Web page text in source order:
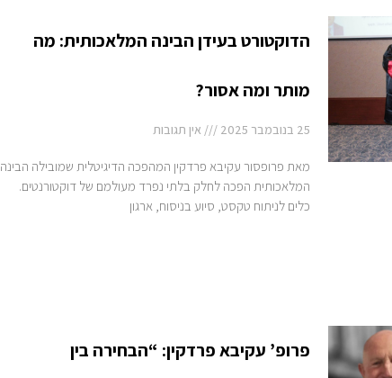
הדוקטורט בעידן הבינה המלאכותית: מה
מותר ומה אסור?
25 בנובמבר 2025 אין תגובות
מאת פרופסור עקיבא פרדקין המהפכה הדיגיטלית שמובילה הבינה
המלאכותית הפכה לחלק בלתי נפרד מעולמם של דוקטורנטים.
כלים לניתוח טקסט, סיוע בניסוח, ארגון
פרופ’ עקיבא פרדקין: “הבחירה בין